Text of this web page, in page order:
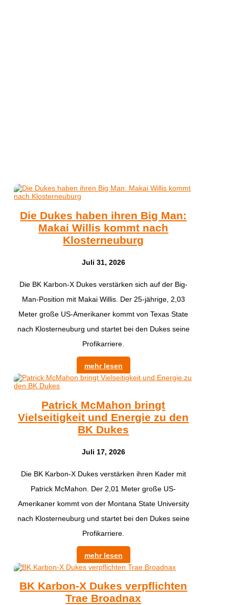
Die Dukes haben ihren Big Man:
Makai Willis kommt nach
Klosterneuburg
Juli 31, 2026
​Die BK Karbon-X Dukes verstärken sich auf der Big-
Man-Position mit Makai Willis. Der 25-jährige, 2,03
Meter große US-Amerikaner kommt von Texas State
nach Klosterneuburg und startet bei den Dukes seine
Profikarriere.
mehr lesen
Patrick McMahon bringt
Vielseitigkeit und Energie zu den
BK Dukes
Juli 17, 2026
Die BK Karbon-X Dukes verstärken ihren Kader mit
Patrick McMahon. Der 2,01 Meter große US-
Amerikaner kommt von der Montana State University
nach Klosterneuburg und startet bei den Dukes seine
Profikarriere.
mehr lesen
BK Karbon-X Dukes verpflichten
Trae Broadnax